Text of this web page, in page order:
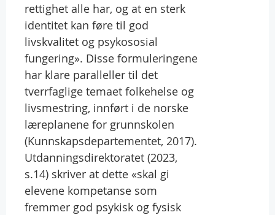
rettighet alle har, og at en sterk
identitet kan føre til god
livskvalitet og psykososial
fungering». Disse formuleringene
har klare paralleller til det
tverrfaglige temaet folkehelse og
livsmestring, innført i de norske
læreplanene for grunnskolen
(Kunnskapsdepartementet, 2017).
Utdanningsdirektoratet (2023,
s.14) skriver at dette «skal gi
elevene kompetanse som
fremmer god psykisk og fysisk